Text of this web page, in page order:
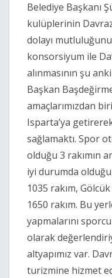
Belediye Başkanı
kulüplerinin
dolayı
konsorsiyum ile
alınmasının şu
Başkan
amaçlarımızdan
Isparta’ya
sağlamaktı. Spor
olduğu 3 rakımın
iyi durumda
1035 rakım,
1650 rakım. Bu
yapmalarını
olarak
altyapımız var.
turizmine hizmet